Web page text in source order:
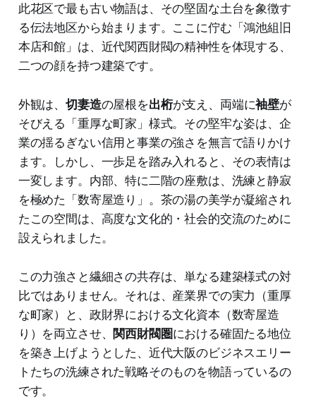
此花区で最も古い物語は、その堅固な土台を象徴す
る伝法地区から始まります。ここに佇む「鴻池組旧
本店和館」は、近代関西財閥の精神性を体現する、
二つの顔を持つ建築です。
外観は、切妻造の屋根を出桁が支え、両端に袖壁が
そびえる「重厚な町家」様式。その堅牢な姿は、企
業の揺るぎない信用と事業の強さを無言で語りかけ
ます。しかし、一歩足を踏み入れると、その表情は
一変します。内部、特に二階の座敷は、洗練と静寂
を極めた「数寄屋造り」。茶の湯の美学が凝縮され
たこの空間は、高度な文化的・社会的交流のために
設えられました。
この力強さと繊細さの共存は、単なる建築様式の対
比ではありません。それは、産業界での実力（重厚
な町家）と、政財界における文化資本（数寄屋造
り）を両立させ、 関西財閥圏における確固たる地位
を築き上げようとした、近代大阪のビジネスエリー
トたちの洗練された戦略そのものを物語っているの
です。